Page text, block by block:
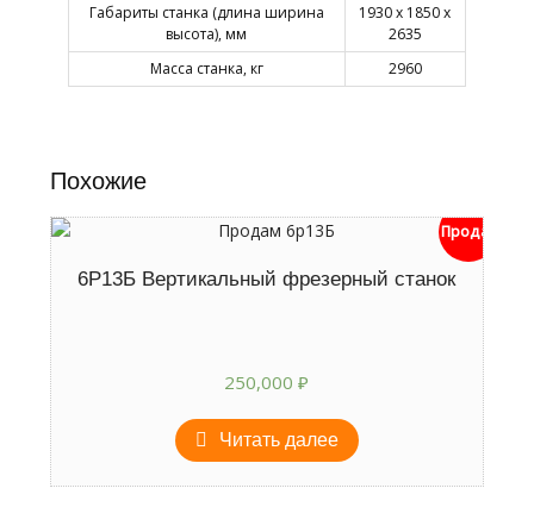
Габариты станка (длина ширина
высота), мм
1930 х 1850 х
2635
Масса станка, кг
2960
Похожие
Продан
6Р13Б Вертикальный фрезерный станок
250,000₽
Читать далее